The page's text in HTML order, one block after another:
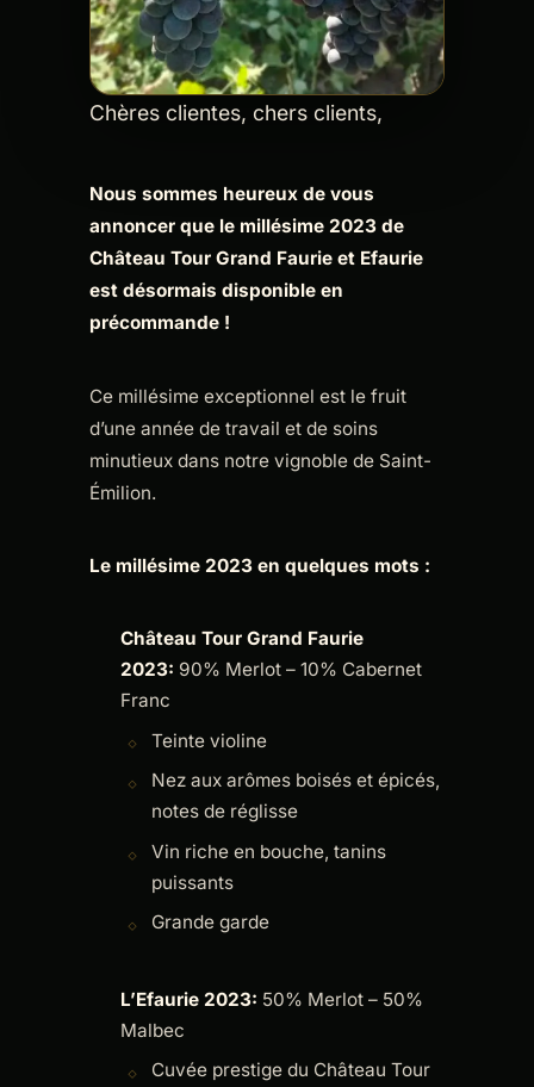
Chères clientes, chers clients,
Nous sommes heureux de vous
annoncer que le millésime 2023 de
Château Tour Grand Faurie et Efaurie
est désormais disponible en
précommande !
Ce millésime exceptionnel est le fruit
d’une année de travail et de soins
minutieux dans notre vignoble de Saint-
Émilion.
Le millésime 2023 en quelques mots :
Château Tour Grand Faurie
2023: 90% Merlot – 10% Cabernet
Franc
Teinte violine
Nez aux arômes boisés et épicés,
notes de réglisse
Vin riche en bouche, tanins
puissants
Grande garde
L’Efaurie 2023: 50% Merlot – 50%
Malbec
Cuvée prestige du Château Tour